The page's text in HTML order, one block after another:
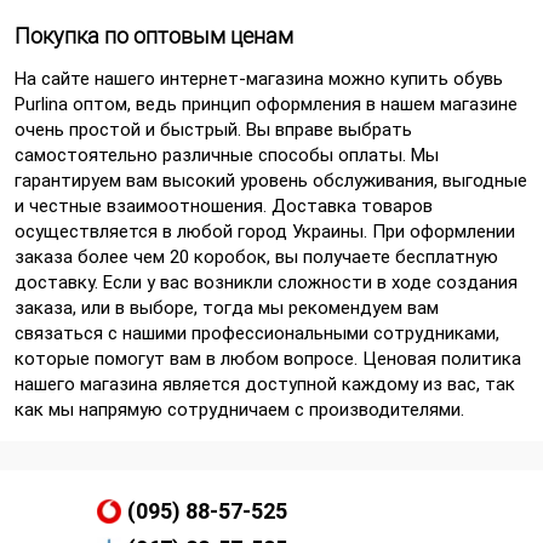
Покупка по оптовым ценам
На сайте нашего интернет-магазина можно купить обувь
Purlina оптом, ведь принцип оформления в нашем магазине
очень простой и быстрый. Вы вправе выбрать
самостоятельно различные способы оплаты. Мы
гарантируем вам высокий уровень обслуживания, выгодные
и честные взаимоотношения. Доставка товаров
осуществляется в любой город Украины. При оформлении
заказа более чем 20 коробок, вы получаете бесплатную
доставку. Если у вас возникли сложности в ходе создания
заказа, или в выборе, тогда мы рекомендуем вам
связаться с нашими профессиональными сотрудниками,
которые помогут вам в любом вопросе. Ценовая политика
нашего магазина является доступной каждому из вас, так
как мы напрямую сотрудничаем с производителями.⁠
(095) 88-57-525